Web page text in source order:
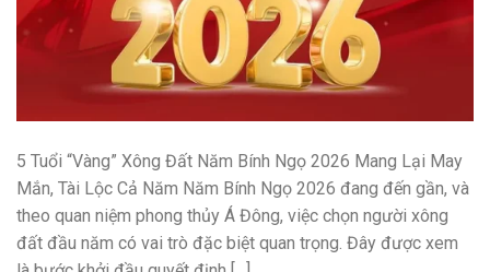
5 Tuổi “Vàng” Xông Đất Năm Bính Ngọ 2026 Mang Lại May
Mắn, Tài Lộc Cả Năm Năm Bính Ngọ 2026 đang đến gần, và
theo quan niệm phong thủy Á Đông, việc chọn người xông
đất đầu năm có vai trò đặc biệt quan trọng. Đây được xem